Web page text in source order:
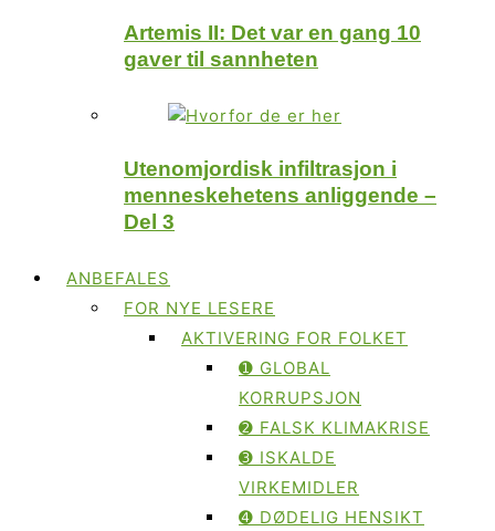
Artemis II: Det var en gang 10
gaver til sannheten
Utenomjordisk infiltrasjon i
menneskehetens anliggende –
Del 3
ANBEFALES
FOR NYE LESERE
AKTIVERING FOR FOLKET
➊ GLOBAL
KORRUPSJON
➋ FALSK KLIMAKRISE
➌ ISKALDE
VIRKEMIDLER
➍ DØDELIG HENSIKT